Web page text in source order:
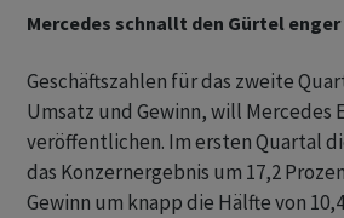
Mercedes schnallt den Gürtel enger
Geschäftszahlen für das zweite
Umsatz und Gewinn, will Mercedes
veröffentlichen. Im ersten Quartal
das Konzernergebnis um 17,2
Gewinn um knapp die Hälfte von